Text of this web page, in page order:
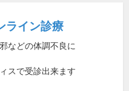
ライン診療
などの体調不良に
スで受診出来ます